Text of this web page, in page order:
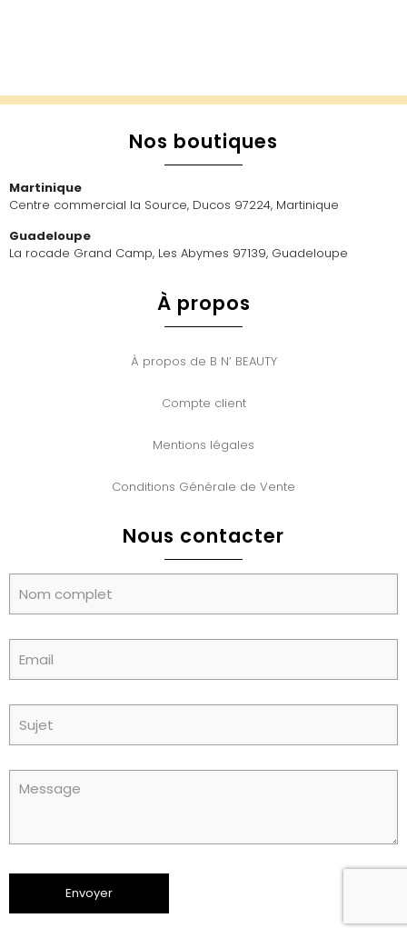
Nos boutiques
Martinique
Centre commercial la Source, Ducos 97224, Martinique
Guadeloupe
La rocade Grand Camp, Les Abymes 97139, Guadeloupe
À propos
À propos de B N’ BEAUTY
Compte client
Mentions légales
Conditions Générale de Vente
Nous contacter